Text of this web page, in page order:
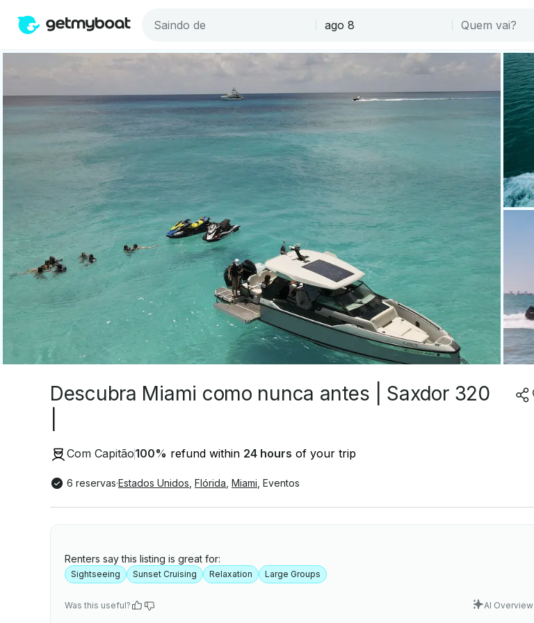
Descubra Miami como nunca antes | Saxdor 320
Com Capitão100% refund within 24 hours of your trip
6 reservas·Estados Unidos Flórida Miami Eventos
Renters say this listing is great for:
Sightseeing Sunset Cruising Relaxation Large Groups
Was this useful? AI Overview